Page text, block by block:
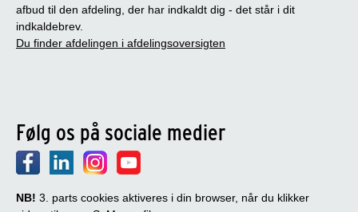
afbud til den afdeling, der har indkaldt dig - det står i dit
indkaldebrev.
Du finder afdelingen i afdelingsoversigten
Følg os på sociale medier
NB! 3. parts cookies aktiveres i din browser, når du klikker